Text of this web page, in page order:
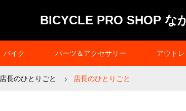
BICYCLE PRO SHOP な
バイク パーツ＆アクセサリー アウトレ
店長のひとりごと 店長のひとりごと